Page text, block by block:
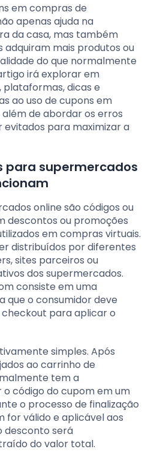
em compras de
apenas ajuda na
da casa, mas também
adquiram mais produtos ou
do que normalmente
irá explorar em
dicas e
ao uso de cupons em
de abordar os erros
evitados para maximizar a
para supermercados
online são códigos ou
descontos ou promoções
em compras virtuais.
distribuídos por diferentes
sites parceiros ou
dos supermercados.
consiste em uma
que o consumidor deve
para aplicar o
simples. Após
ao carrinho de
tem a
código do cupom em um
o processo de finalização
for válido e aplicável aos
desconto será
do valor total.